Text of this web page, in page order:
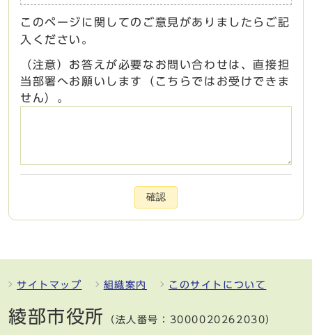
このページに関してのご意見がありましたらご記
入ください。
（注意）お答えが必要なお問い合わせは、直接担
当部署へお願いします（こちらではお受けできま
せん）。
確認
サイトマップ 組織案内 このサイトについて
綾部市役所 （法人番号：3000020262030）